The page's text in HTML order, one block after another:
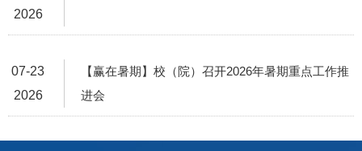
2026
07-23
2026
【赢在暑期】校（院）召开2026年暑期重点工作推
进会